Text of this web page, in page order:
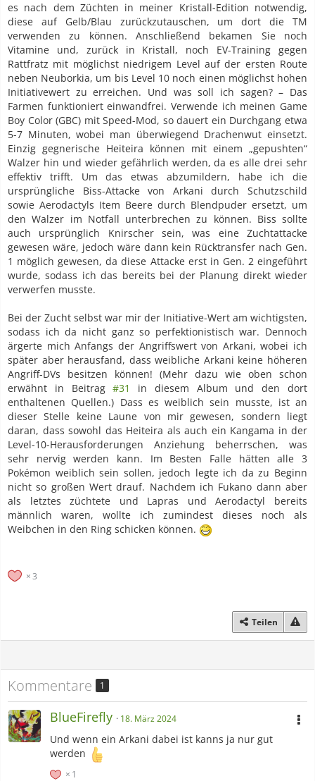
es nach dem Züchten in meiner Kristall-Edition notwendig,
diese auf Gelb/Blau zurückzutauschen, um dort die TM
verwenden zu können. Anschließend bekamen Sie noch
Vitamine und, zurück in Kristall, noch EV-Training gegen
Rattfratz mit möglichst niedrigem Level auf der ersten Route
neben Neuborkia, um bis Level 10 noch einen möglichst hohen
Initiativewert zu erreichen. Und was soll ich sagen? – Das
Farmen funktioniert einwandfrei. Verwende ich meinen Game
Boy Color (GBC) mit Speed-Mod, so dauert ein Durchgang etwa
5-7 Minuten, wobei man überwiegend Drachenwut einsetzt.
Einzig gegnerische Heiteira können mit einem „gepushten“
Walzer hin und wieder gefährlich werden, da es alle drei sehr
effektiv trifft. Um das etwas abzumildern, habe ich die
ursprüngliche Biss-Attacke von Arkani durch Schutzschild
sowie Aerodactyls Item Beere durch Blendpuder ersetzt, um
den Walzer im Notfall unterbrechen zu können. Biss sollte
auch ursprünglich Knirscher sein, was eine Zuchtattacke
gewesen wäre, jedoch wäre dann kein Rücktransfer nach Gen.
1 möglich gewesen, da diese Attacke erst in Gen. 2 eingeführt
wurde, sodass ich das bereits bei der Planung direkt wieder
verwerfen musste.
Bei der Zucht selbst war mir der Initiative-Wert am wichtigsten,
sodass ich da nicht ganz so perfektionistisch war. Dennoch
ärgerte mich Anfangs der Angriffswert von Arkani, wobei ich
später aber herausfand, dass weibliche Arkani keine höheren
Angriff-DVs besitzen können! (Mehr dazu wie oben schon
erwähnt in Beitrag#31
in diesem Album und den dort
enthaltenen Quellen.) Dass es weiblich sein musste, ist an
dieser Stelle keine Laune von mir gewesen, sondern liegt
daran, dass sowohl das Heiteira als auch ein Kangama in der
Level-10-Herausforderungen Anziehung beherrschen, was
sehr nervig werden kann. Im Besten Falle hätten alle 3
Pokémon weiblich sein sollen, jedoch legte ich da zu Beginn
nicht so großen Wert drauf. Nachdem ich Fukano dann aber
als letztes züchtete und Lapras und Aerodactyl bereits
männlich waren, wollte ich zumindest dieses noch als
Weibchen in den Ring schicken können.
3
Teilen
Kommentare 1
BlueFirefly 18. März 2024
Und wenn ein Arkani dabei ist kanns ja nur gut
werden
1